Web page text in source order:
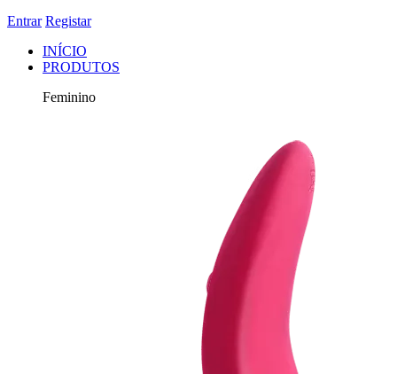
Entrar Registar
INÍCIO
PRODUTOS
Feminino